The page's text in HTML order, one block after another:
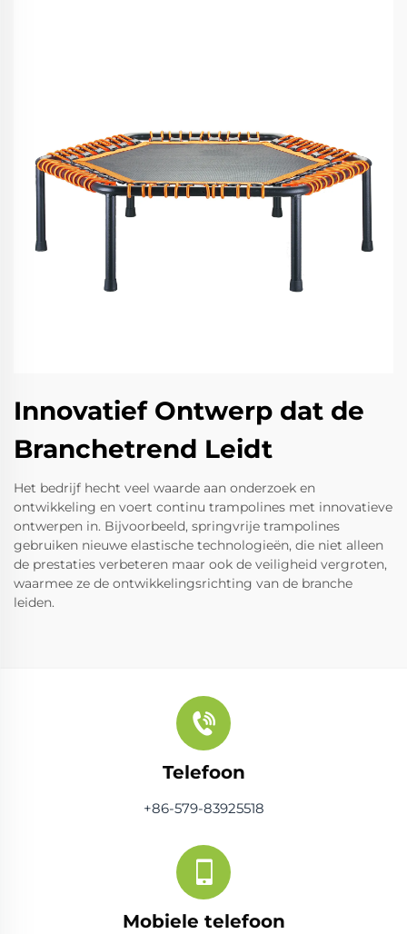
Innovatief Ontwerp dat de
Branchetrend Leidt
Het bedrijf hecht veel waarde aan onderzoek en
ontwikkeling en voert continu trampolines met innovatieve
ontwerpen in. Bijvoorbeeld, springvrije trampolines
gebruiken nieuwe elastische technologieën, die niet alleen
de prestaties verbeteren maar ook de veiligheid vergroten,
waarmee ze de ontwikkelingsrichting van de branche
leiden.
Telefoon
+86-579-83925518
Mobiele telefoon